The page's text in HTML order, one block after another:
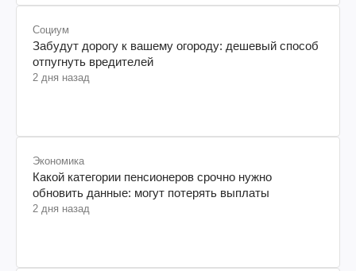
Социум
Забудут дорогу к вашему огороду: дешевый способ
отпугнуть вредителей
2 дня назад
Экономика
Какой категории пенсионеров срочно нужно
обновить данные: могут потерять выплаты
2 дня назад